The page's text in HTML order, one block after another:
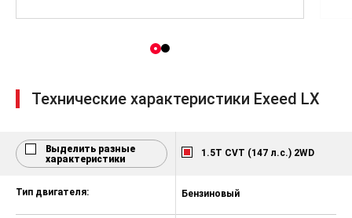
Система стабилизации (ESP)
Подушка безопасности водителя
Система помощи при старте в гору
Датчик давления в шинах
Блокировка замков задних дверей
Центральный замок
Технические характеристики Exeed LX
Выделить разные
характеристики
1.5T CVT (147 л.с.) 2WD
Тип двигателя: Бензиновый